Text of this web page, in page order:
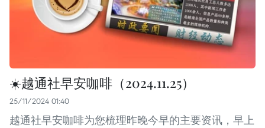
☀️越通社早安咖啡（2024.11.25）
25/11/2024 01:40
越通社早安咖啡为您梳理昨晚今早的主要资讯，早上